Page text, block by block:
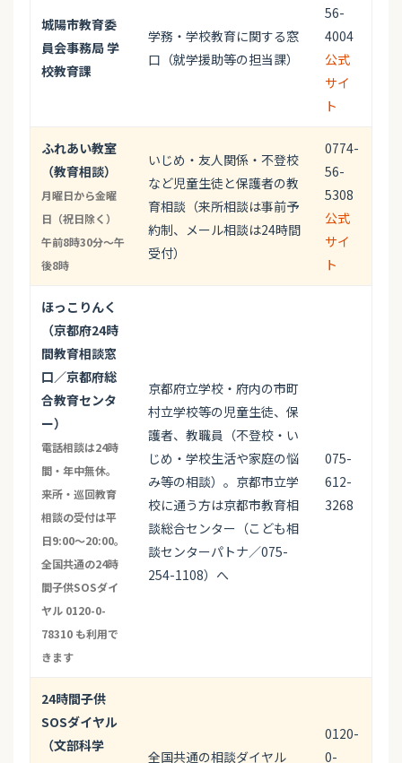
城陽市教育委
員会事務局 学
校教育課
学務・学校教育に関する窓
口（就学援助等の担当課）
56-
4004
公式
サイ
ト
ふれあい教室
（教育相談）
月曜日から金曜
日（祝日除く）
午前8時30分～午
後8時
いじめ・友人関係・不登校
など児童生徒と保護者の教
育相談（来所相談は事前予
約制、メール相談は24時間
受付）
0774-
56-
5308
公式
サイ
ト
ほっこりんく
（京都府24時
間教育相談窓
口／京都府総
合教育センタ
ー）
電話相談は24時
間・年中無休。
来所・巡回教育
相談の受付は平
日9:00〜20:00。
全国共通の24時
間子供SOSダイ
ヤル 0120-0-
78310 も利用で
きます
京都府立学校・府内の市町
村立学校等の児童生徒、保
護者、教職員（不登校・い
じめ・学校生活や家庭の悩
み等の相談）。京都市立学
校に通う方は京都市教育相
談総合センター（こども相
談センターパトナ／075-
254-1108）へ
075-
612-
3268
24時間子供
SOSダイヤル
（文部科学
全国共通の相談ダイヤル
0120-
0-